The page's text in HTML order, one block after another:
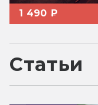
1 490 ₽
Статьи